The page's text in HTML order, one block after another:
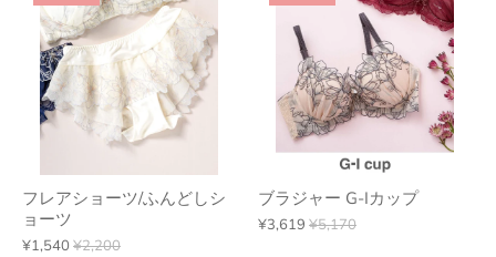
フレアショーツ/ふんどしシ
ョーツ
¥1,540 ¥2,200
ブラジャー G-Iカップ
¥3,619 ¥5,170